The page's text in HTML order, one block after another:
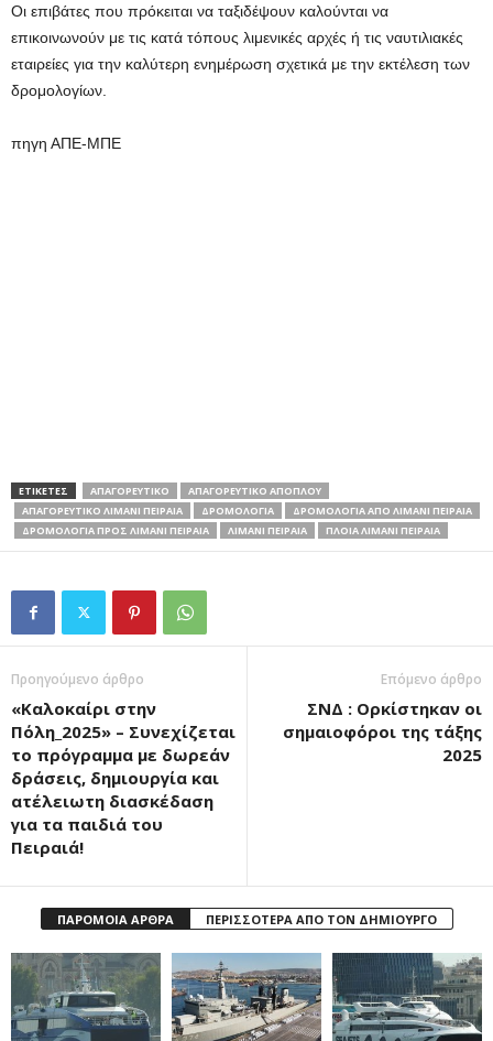
Οι επιβάτες που πρόκειται να ταξιδέψουν καλούνται να
επικοινωνούν με τις κατά τόπους λιμενικές αρχές ή τις ναυτιλιακές
εταιρείες για την καλύτερη ενημέρωση σχετικά με την εκτέλεση των
δρομολογίων.
πηγη ΑΠΕ-ΜΠΕ
ΕΤΙΚΕΤΕΣ ΑΠΑΓΟΡΕΥΤΙΚΟ
ΑΠΑΓΟΡΕΥΤΙΚΟ ΑΠΟΠΛΟΥ
ΑΠΑΓΟΡΕΥΤΙΚΟ ΛΙΜΑΝΙ ΠΕΙΡΑΙΑ
ΔΡΟΜΟΛΟΓΙΑ
ΔΡΟΜΟΛΟΓΙΑ ΑΠΟ ΛΙΜΑΝΙ ΠΕΙΡΑΙΑ
ΔΡΟΜΟΛΟΓΙΑ ΠΡΟΣ ΛΙΜΑΝΙ ΠΕΙΡΑΙΑ
ΛΙΜΑΝΙ ΠΕΙΡΑΙΑ ΠΛΟΙΑ ΛΙΜΑΝΙ ΠΕΙΡΑΙΑ
Προηγούμενο άρθρο
«Καλοκαίρι στην
Πόλη_2025» – Συνεχίζεται
το πρόγραμμα με δωρεάν
δράσεις, δημιουργία και
ατέλειωτη διασκέδαση
για τα παιδιά του
Πειραιά!
Επόμενο άρθρο
ΣΝΔ : Ορκίστηκαν οι
σημαιοφόροι της τάξης
2025
ΠΑΡΟΜΟΙΑ ΑΡΘΡΑ ΠΕΡΙΣΣΟΤΕΡΑ ΑΠΟ ΤΟΝ ΔΗΜΙΟΥΡΓΟ